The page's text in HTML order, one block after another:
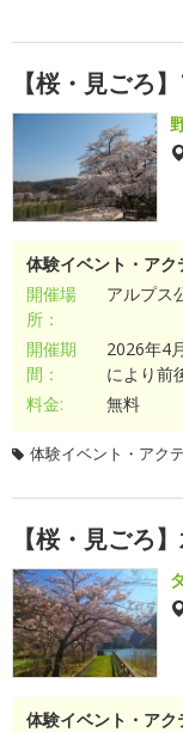
【桜・見ごろ
体験イベント・ア
開催場
所：
アルプス
開催期
間：
2026年4
により前
料金:
無料
体験イベント・アク
【桜・見ごろ
体験イベント・ア